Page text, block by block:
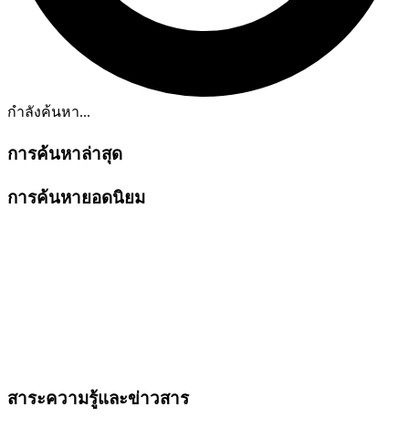
กำลังค้นหา...
การค้นหาล่าสุด
การค้นหายอดนิยม
สาระความรู้และข่าวสาร